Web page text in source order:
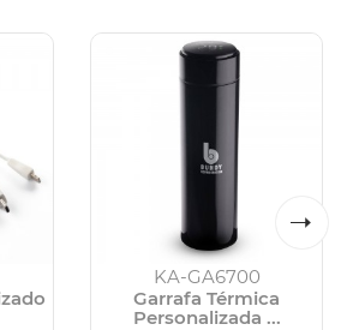
KA-GA6700
Garrafa Térmica
Personalizada ...